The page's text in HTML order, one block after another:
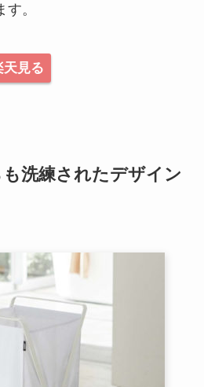
。
天見る
洗練されたデザイン